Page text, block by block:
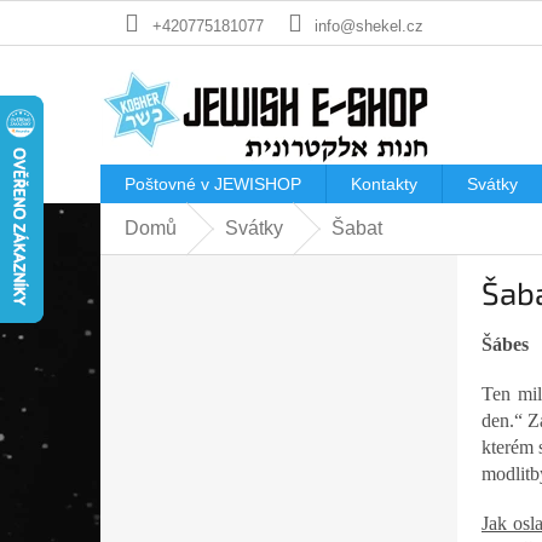
+420775181077 info@shekel.cz
Poštovné v JEWISHOP Kontakty Svátky
Domů Svátky Šabat
Šábes
Ten
den.“
kterém
Jak